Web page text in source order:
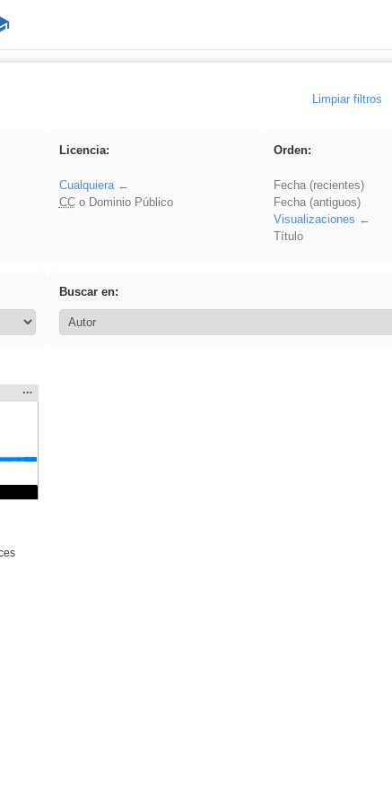
Limpiar filtros
Licencia:
Cualquiera
CCo Dominio Público
Orden:
Fecha (recientes)
Fecha (antiguos)
Visualizaciones
Título
Buscar en:
Mostrar
la
…